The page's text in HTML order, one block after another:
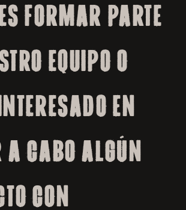
formar parte
equipo o
en
cabo algún
con